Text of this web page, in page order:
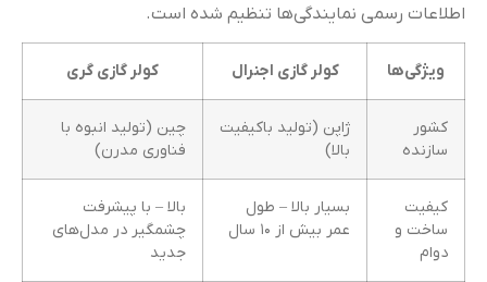
اطلاعات رسمی نمایندگی‌ها تنظیم شده است.
ویژگی‌ها کولر گازی اجنرال کولر گازی گری
کشور
سازنده
ژاپن (تولید باکیفیت
بالا)
چین (تولید انبوه با
فناوری مدرن)
کیفیت
ساخت و
دوام
بسیار بالا – طول
عمر بیش از ۱۰ سال
بالا – با پیشرفت
چشمگیر در مدل‌های
جدید